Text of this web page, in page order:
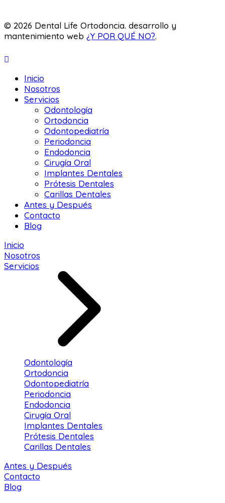
© 2026 Dental Life Ortodoncia. desarrollo y
mantenimiento web ¿Y POR QUÉ NO?.
Inicio
Nosotros
Servicios
Odontología
Ortodoncia
Odontopediatría
Periodoncia
Endodoncia
Cirugía Oral
Implantes Dentales
Prótesis Dentales
Carillas Dentales
Antes y Después
Contacto
Blog
Inicio
Nosotros
Servicios
Odontología
Ortodoncia
Odontopediatría
Periodoncia
Endodoncia
Cirugía Oral
Implantes Dentales
Prótesis Dentales
Carillas Dentales
Antes y Después
Contacto
Blog